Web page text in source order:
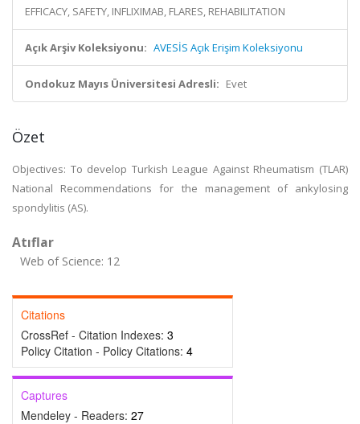
EFFICACY, SAFETY, INFLIXIMAB, FLARES, REHABILITATION
Açık Arşiv Koleksiyonu: AVESİS Açık Erişim Koleksiyonu
Ondokuz Mayıs Üniversitesi Adresli: Evet
Özet
Objectives: To develop Turkish League Against Rheumatism (TLAR)
National Recommendations for the management of ankylosing
spondylitis (AS).
Atıflar
Web of Science: 12
Citations
CrossRef - Citation Indexes: 3
Policy Citation - Policy Citations: 4
Captures
Mendeley - Readers: 27